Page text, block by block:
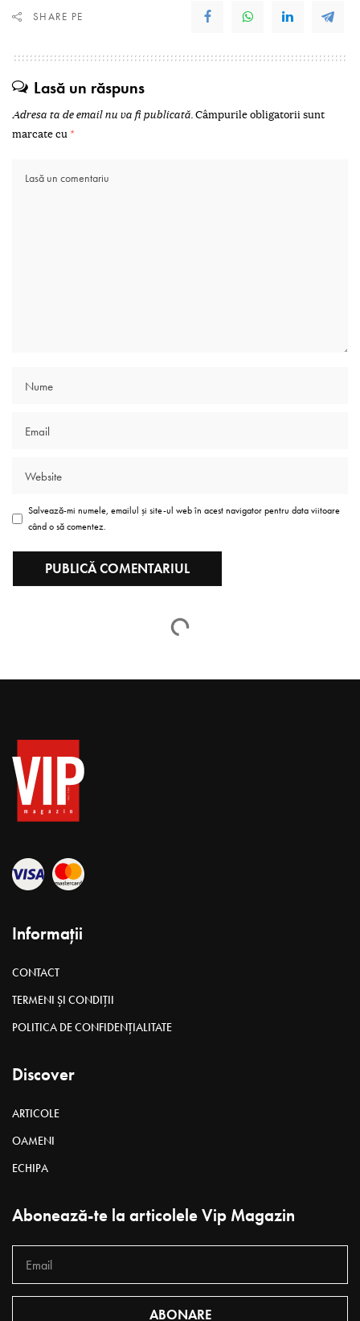
SHARE PE
Lasă un răspuns
Adresa ta de email nu va fi publicată.Câmpurile obligatorii sunt
marcate cu *
Salvează-mi numele, emailul și site-ul web în acest navigator pentru data viitoare
când o să comentez.
Informații
CONTACT
TERMENI ȘI CONDIȚII
POLITICA DE CONFIDENȚIALITATE
Discover
ARTICOLE
OAMENI
ECHIPA
Abonează-te la articolele Vip Magazin
ABONARE